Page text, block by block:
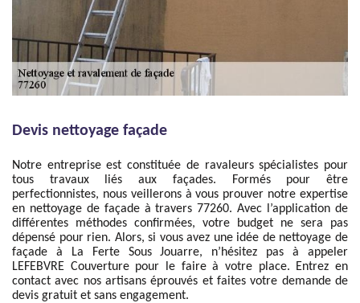
Devis nettoyage façade
Notre entreprise est constituée de ravaleurs spécialistes pour
tous travaux liés aux façades. Formés pour être
perfectionnistes, nous veillerons à vous prouver notre expertise
en nettoyage de façade à travers 77260. Avec l’application de
différentes méthodes confirmées, votre budget ne sera pas
dépensé pour rien. Alors, si vous avez une idée de nettoyage de
façade à La Ferte Sous Jouarre, n’hésitez pas à appeler
LEFEBVRE Couverture pour le faire à votre place. Entrez en
contact avec nos artisans éprouvés et faites votre demande de
devis gratuit et sans engagement.